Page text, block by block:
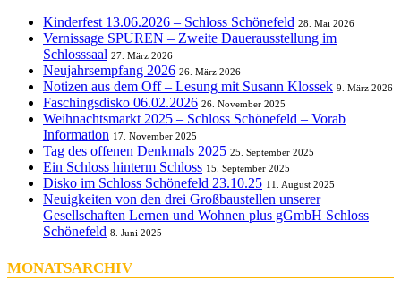
Kinderfest 13.06.2026 – Schloss Schönefeld 28. Mai 2026
Vernissage SPUREN – Zweite Dauerausstellung im
Schlosssaal 27. März 2026
Neujahrsempfang 2026 26. März 2026
Notizen aus dem Off – Lesung mit Susann Klossek 9. März 2026
Faschingsdisko 06.02.2026 26. November 2025
Weihnachtsmarkt 2025 – Schloss Schönefeld – Vorab
Information 17. November 2025
Tag des offenen Denkmals 2025 25. September 2025
Ein Schloss hinterm Schloss 15. September 2025
Disko im Schloss Schönefeld 23.10.25 11. August 2025
Neuigkeiten von den drei Großbaustellen unserer
Gesellschaften Lernen und Wohnen plus gGmbH Schloss
Schönefeld 8. Juni 2025
MONATSARCHIV